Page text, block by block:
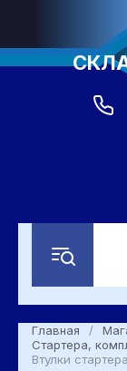
Главная /
Стартера,
Втулки